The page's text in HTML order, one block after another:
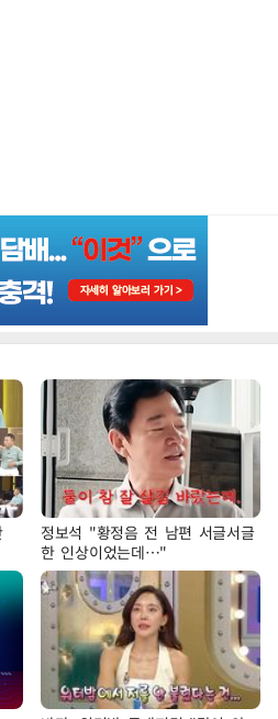
정보석 "황정음 전 남편 서글서글
한 인상이었는데…"